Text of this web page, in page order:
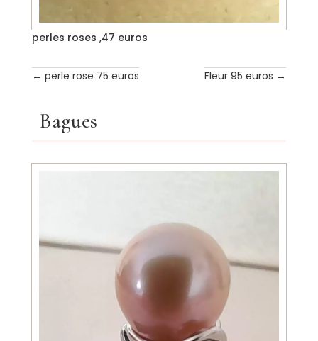
perles roses ,47 euros
← perle rose 75 euros Fleur 95 euros →
Bagues